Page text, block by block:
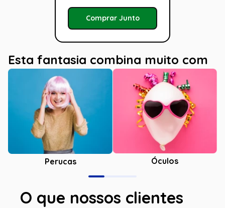
Comprar Junto
Esta fantasia combina muito com
Perucas Óculos
O que nossos clientes